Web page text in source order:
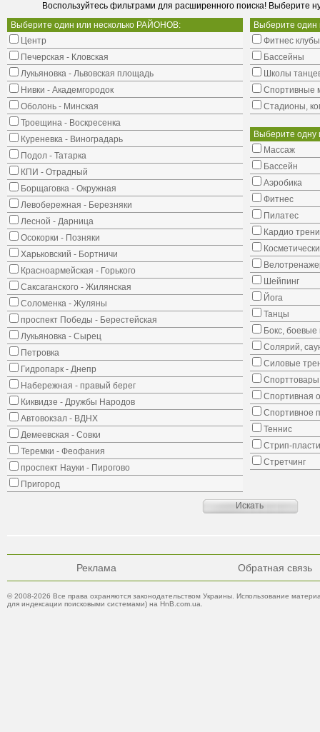
Воспользуйтесь фильтрами для расширенного поиска! Выберите
Выберите один или несколько РАЙОНОВ:
Центр
Печерская - Кловская
Лукьяновка - Львовская площадь
Нивки - Академгородок
Оболонь - Минская
Троещина - Воскресенка
Куреневка - Виноградарь
Подол - Татарка
КПИ - Отрадный
Борщаговка - Окружная
Левобережная - Березняки
Лесной - Дарница
Осокорки - Позняки
Харьковский - Бортничи
Красноармейская - Горького
Саксаганского - Жилянская
Соломенка - Жуляны
проспект Победы - Берестейская
Лукьяновка - Сырец
Петровка
Гидропарк - Днепр
Набережная - правый берег
Киквидзе - Дружбы Народов
Автовокзал - ВДНХ
Демеевская - Совки
Теремки - Феофания
проспект Науки - Пирогово
Пригород
Выберите
Фитнес клубы
Бассейны
Школы
Cпортивные
Стадионы,
Выберите одну
Массаж
Бассейн
Аэробика
Фитнес
Пилатес
Кардио
Шейпинг
Йога
Танцы
Бокс, боевые
Солярий,
Силовые
Спортивная
Спортивное
Теннис
Стрип-
Стретчинг
Реклама Обратная связь
© 2008-2026 Все права охраняются законодательством Украины. Использование
для индексации поисковыми системами) на HnB.com.ua.